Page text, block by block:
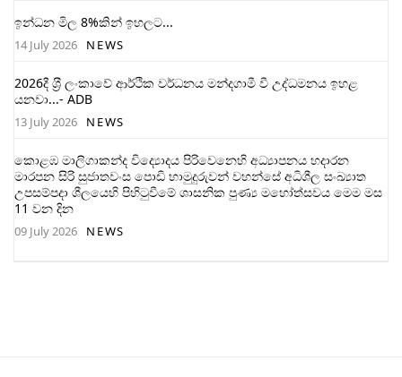
ඉන්ධන මිල 8%කින් ඉහලට...
14 July 2026 NEWS
2026දී ශ‍්‍රී ලංකාවේ ආර්ථික වර්ධනය මන්දගාමී වී උද්ධමනය ඉහළ
යනවා...- ADB
13 July 2026 NEWS
කොළඹ මාලිගාකන්ද විද්‍යොදය පිරිවෙනෙහි අධ්‍යාපනය හදාරන
මාරපන සිරි සුජාතවංස පොඩි හාමුදුරුවන් වහන්සේ අධිශීල සංඛ්‍යාත
උපසම්පදා ශීලයෙහි පිහිටුවීමේ ශාසනික පුණ්‍ය මහෝත්සවය මෙම මස
11 වන දින
09 July 2026 NEWS